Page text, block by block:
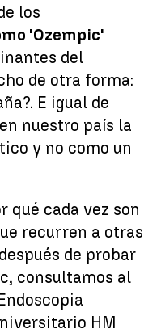
los
'Ozempic'
del
de otra forma:
E igual de
nuestro país la
y no como un
qué cada vez son
recurren a otras
de probar
consultamos al
HM